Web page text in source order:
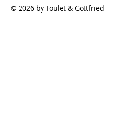
© 2026 by Toulet & Gottfried